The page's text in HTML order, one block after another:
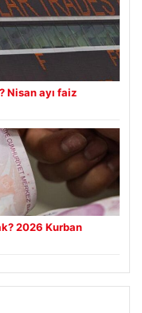
Nisan ayı faiz
2026 Kurban